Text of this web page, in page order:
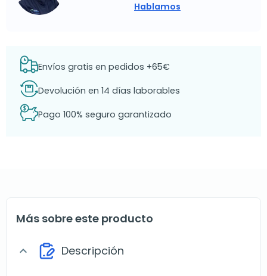
Hablamos
Envíos gratis en pedidos +65€
Devolución en 14 días laborables
Pago 100% seguro garantizado
Más sobre este producto
expand_more Descripción